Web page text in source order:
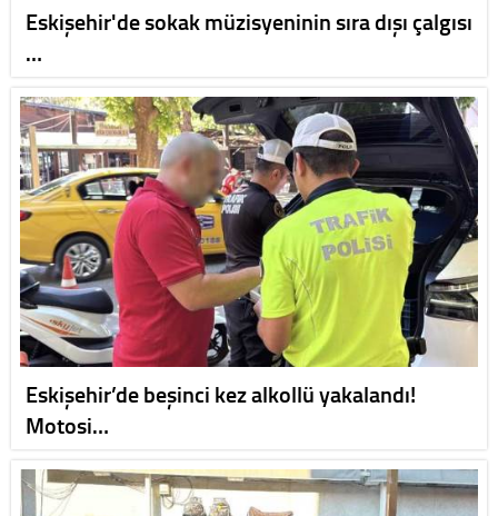
Eskişehir'de sokak müzisyeninin sıra dışı çalgısı
…
Eskişehir’de beşinci kez alkollü yakalandı!
Motosi…